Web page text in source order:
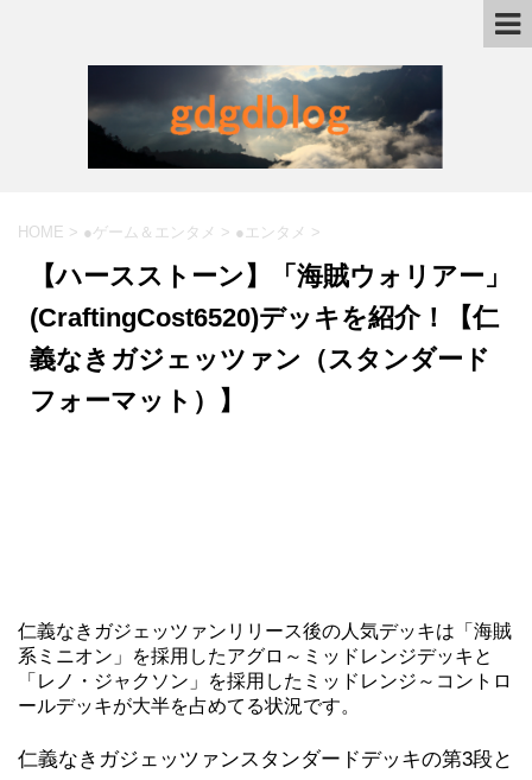
HOME > ●ゲーム＆エンタメ > ●エンタメ >
【ハースストーン】「海賊ウォリアー」
(CraftingCost6520)デッキを紹介！【仁
義なきガジェッツァン（スタンダード
フォーマット）】
仁義なきガジェッツァンリリース後の人気デッキは「海賊
系ミニオン」を採用したアグロ～ミッドレンジデッキと
「レノ・ジャクソン」を採用したミッドレンジ～コントロ
ールデッキが大半を占めてる状況です。
仁義なきガジェッツァンスタンダードデッキの第3段と